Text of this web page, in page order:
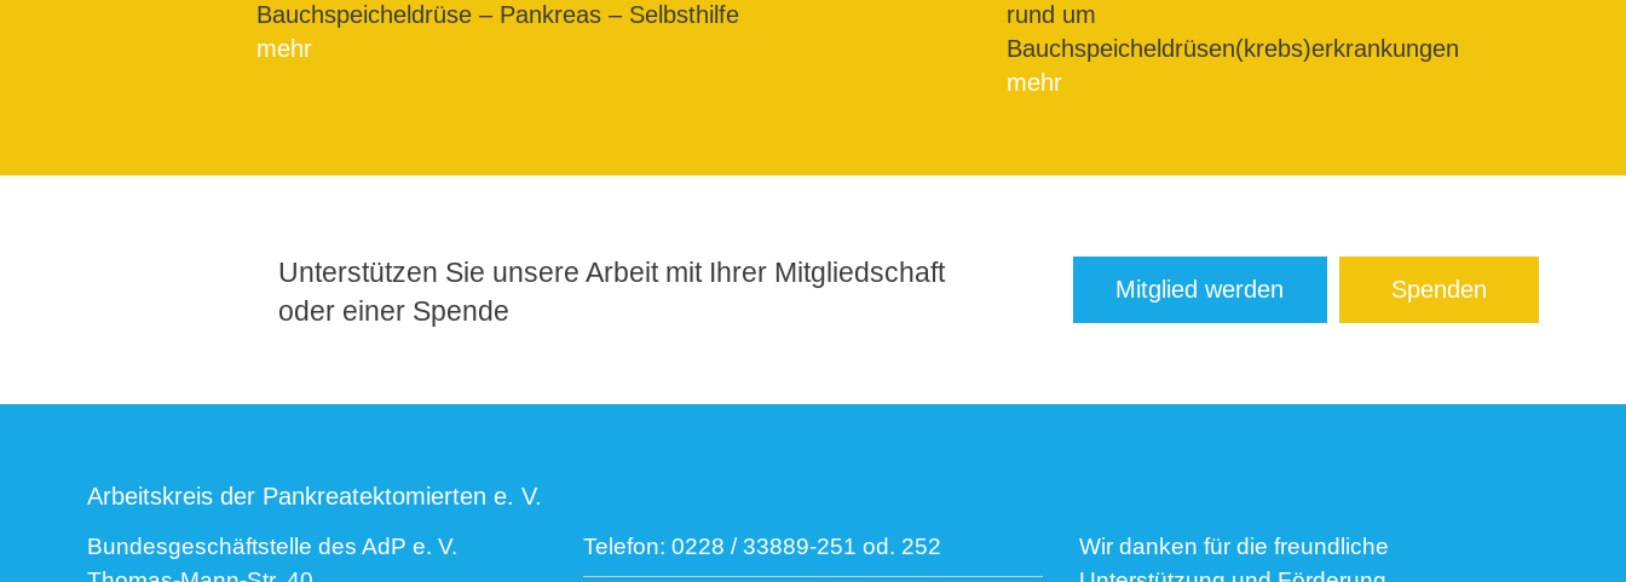
Bauchspeicheldrüse – Pankreas – Selbsthilfe
mehr
rund um
Bauchspeicheldrüsen(krebs)erkrankungen
mehr
Unterstützen Sie unsere Arbeit mit Ihrer Mitgliedschaft
oder einer Spende
Mitglied werden Spenden
Arbeitskreis der Pankreatektomierten e. V.
Bundesgeschäftstelle des AdP e. V.
Telefon: 0228 / 33889-251 od. 252
Wir danken für die freundliche